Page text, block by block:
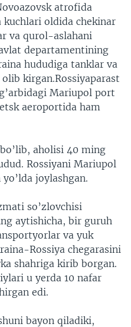
atrofida
kuchlari oldida chekinar
va qurol-aslahani
departamentining
hududiga tanklar va
kirgan.Rossiyaparast
Mariupol port
aeroportida ham
aholisi 40 ming
Rossiyani Mariupol
joylashgan.
so’zlovchisi
aytishicha, bir guruh
va yuk
Rossiya chegarasini
shahriga kirib borgan.
u yerda 10 nafar
edi.
bayon qiladiki,